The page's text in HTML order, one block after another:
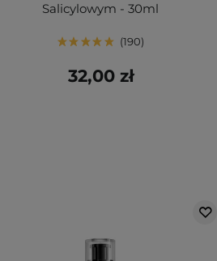
Salicylowym - 30ml
190
32,00 zł